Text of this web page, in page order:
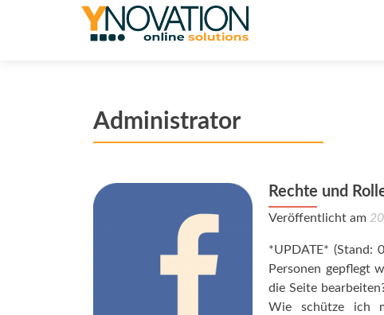
Administrator
Rechte und
Veröffentlicht am
*UPDATE* (Stand:
Personen gepflegt
die Seite
Wie schütze ich